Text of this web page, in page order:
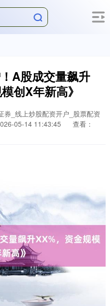
A股成交量飙升
创X年新高》
券_线上炒股配资开户_股票配资
05-14 11:43:45
查看：